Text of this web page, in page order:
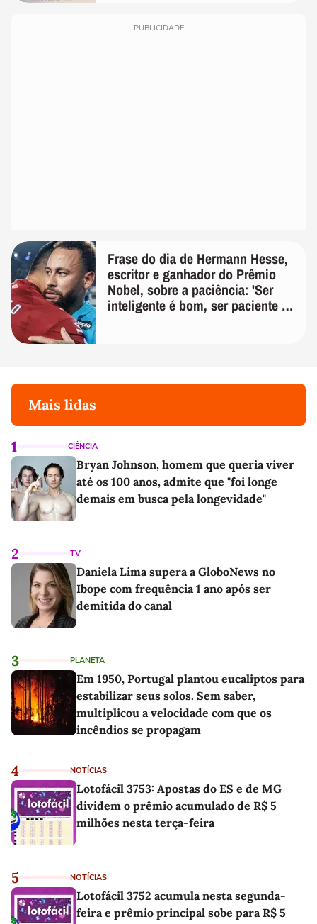
PUBLICIDADE
Frase do dia de Hermann Hesse,
escritor e ganhador do Prêmio
Nobel, sobre a paciência: 'Ser
inteligente é bom, ser paciente é
Mais lidas
1 CIÊNCIA
Bryan Johnson, homem que queria viver
até os 100 anos, admite que "foi longe
demais em busca pela longevidade"
2 TV
Daniela Lima supera a GloboNews no
Ibope com frequência 1 ano após ser
demitida do canal
3 PLANETA
Em 1950, Portugal plantou eucaliptos para
estabilizar seus solos. Sem saber,
multiplicou a velocidade com que os
incêndios se propagam
4 NOTÍCIAS
Lotofácil 3753: Apostas do ES e de MG
dividem o prêmio acumulado de R$ 5
milhões nesta terça-feira
5 NOTÍCIAS
Lotofácil 3752 acumula nesta segunda-
feira e prêmio principal sobe para R$ 5